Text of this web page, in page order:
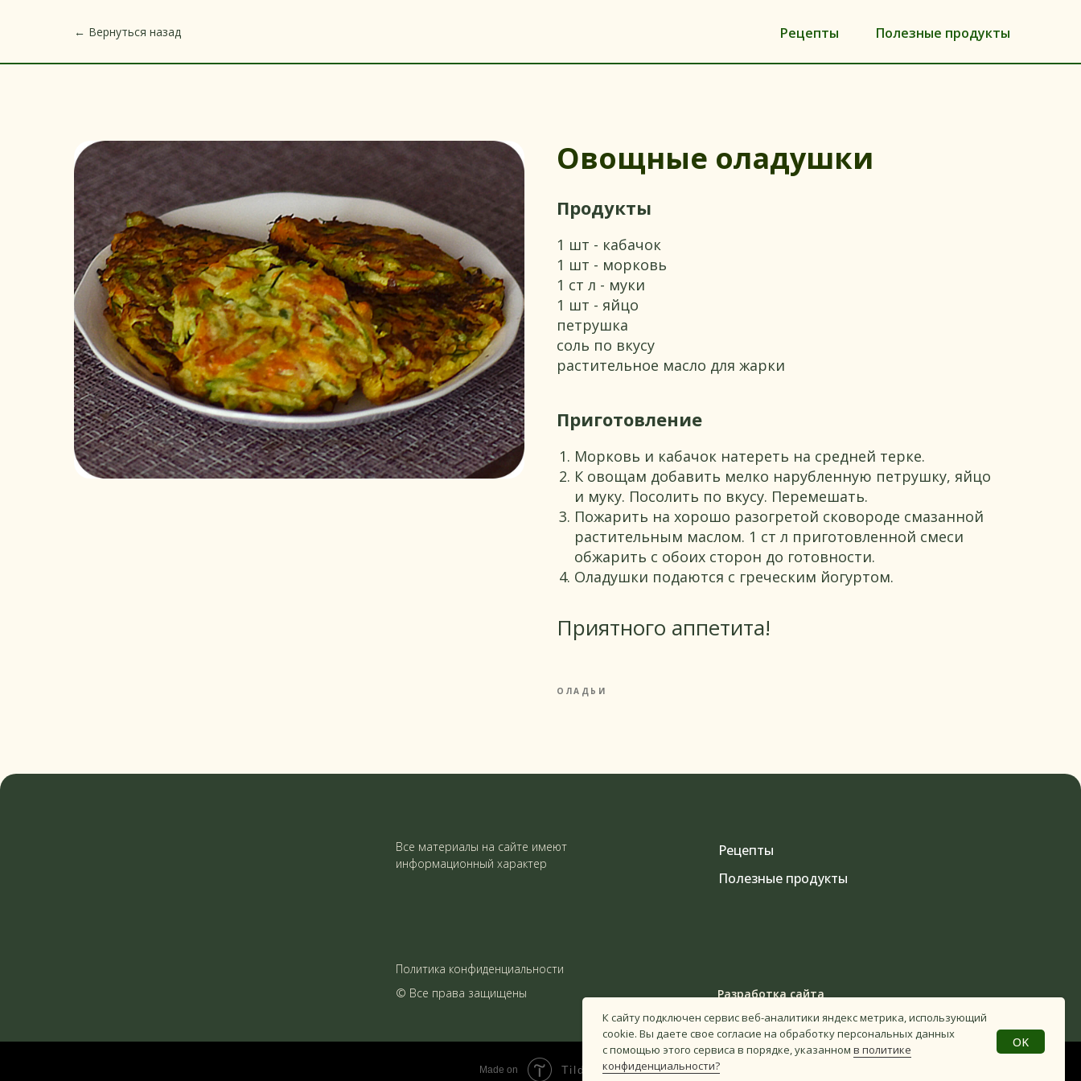
Рецепты Полезные продукты
← Вернуться назад
Овощные оладушки
Продукты
1 шт - кабачок
1 шт - морковь
1 ст л - муки
1 шт - яйцо
петрушка
соль по вкусу
растительное масло для жарки
Приготовление
Морковь и кабачок натереть на средней терке.
К овощам добавить мелко нарубленную петрушку, яйцо
и муку. Посолить по вкусу. Перемешать.
Пожарить на хорошо разогретой сковороде смазанной
растительным маслом. 1 ст л приготовленной смеси
обжарить с обоих сторон до готовности.
Оладушки подаются с греческим йогуртом.
Приятного аппетита!
ОЛАДЬИ
Все материалы на сайте имеют
информационный характер
© Все права защищены
Политика конфиденциальности
Полезные продукты
Рецепты
Разработка сайта
К сайту подключен сервис веб-аналитики яндекс метрика, использующий
cookie. Вы даете свое согласие на обработку персональных данных
с помощью этого сервиса в порядке, указанном в политике
конфиденциальности?
OK
Made on Tilda